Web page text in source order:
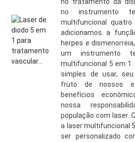
no instrumento
multifuncional
adicionamos a
herpes e
um instrumento
multifuncional 5 em
simples de usar,
fruto de nossos
benefícios
nossa
população com laser.
a laser multifuncional
ser personalizado